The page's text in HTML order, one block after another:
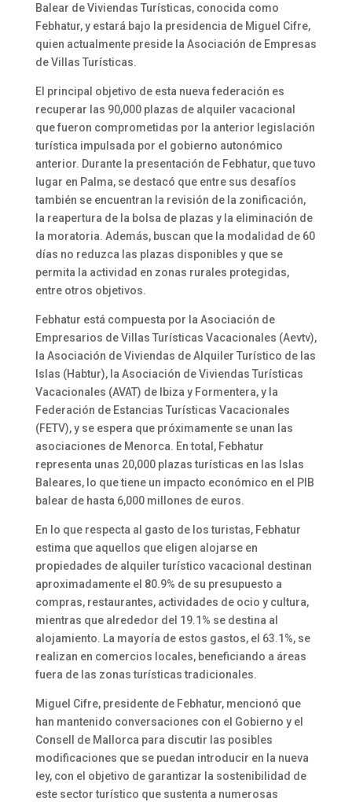
Balear de Viviendas Turísticas, conocida como
Febhatur, y estará bajo la presidencia de Miguel Cifre,
quien actualmente preside la Asociación de Empresas
de Villas Turísticas.
El principal objetivo de esta nueva federación es
recuperar las 90,000 plazas de alquiler vacacional
que fueron comprometidas por la anterior legislación
turística impulsada por el gobierno autonómico
anterior. Durante la presentación de Febhatur, que tuvo
lugar en Palma, se destacó que entre sus desafíos
también se encuentran la revisión de la zonificación,
la reapertura de la bolsa de plazas y la eliminación de
la moratoria. Además, buscan que la modalidad de 60
días no reduzca las plazas disponibles y que se
permita la actividad en zonas rurales protegidas,
entre otros objetivos.
Febhatur está compuesta por la Asociación de
Empresarios de Villas Turísticas Vacacionales (Aevtv),
la Asociación de Viviendas de Alquiler Turístico de las
Islas (Habtur), la Asociación de Viviendas Turísticas
Vacacionales (AVAT) de Ibiza y Formentera, y la
Federación de Estancias Turísticas Vacacionales
(FETV), y se espera que próximamente se unan las
asociaciones de Menorca. En total, Febhatur
representa unas 20,000 plazas turísticas en las Islas
Baleares, lo que tiene un impacto económico en el PIB
balear de hasta 6,000 millones de euros.
En lo que respecta al gasto de los turistas, Febhatur
estima que aquellos que eligen alojarse en
propiedades de alquiler turístico vacacional destinan
aproximadamente el 80.9% de su presupuesto a
compras, restaurantes, actividades de ocio y cultura,
mientras que alrededor del 19.1% se destina al
alojamiento. La mayoría de estos gastos, el 63.1%, se
realizan en comercios locales, beneficiando a áreas
fuera de las zonas turísticas tradicionales.
Miguel Cifre, presidente de Febhatur, mencionó que
han mantenido conversaciones con el Gobierno y el
Consell de Mallorca para discutir las posibles
modificaciones que se puedan introducir en la nueva
ley, con el objetivo de garantizar la sostenibilidad de
este sector turístico que sustenta a numerosas